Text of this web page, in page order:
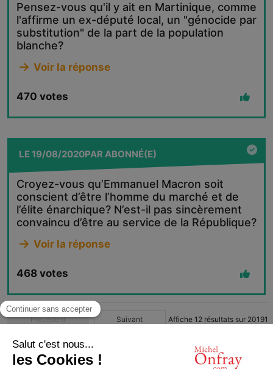
Pensez-vous qu'il y ait en Martinique, comme
l'affirme un ex-député local, un "génocide par
substitution" de la part de la population
blanche?
Voir la réponse
470 votes
LE19/08/2020PARABONNÉ(E)
Croyez-vous qu’Emmanuel Macron soit
conscient d’être l’homme du marché et de
l’élite énarchique? N’est-il pas sincèrement
convaincu d’être au service de la République?
Voir la réponse
468 votes
Précédent Suivant Affiche 12 résultats sur 20191
1